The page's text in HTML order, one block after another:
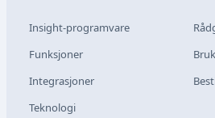
Insight-programvare
Funksjoner
Integrasjoner
Teknologi